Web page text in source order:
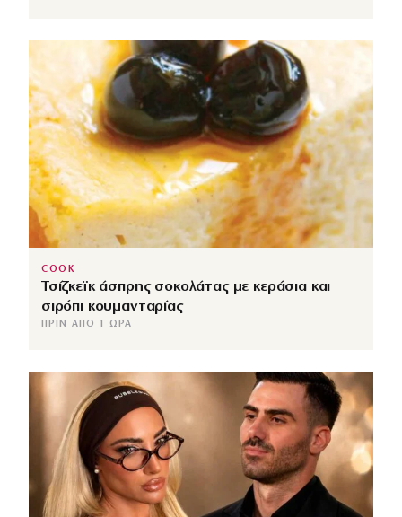
COOK
Τσίζκεϊκ άσπρης σοκολάτας με κεράσια και
σιρόπι κουμανταρίας
ΠΡΙΝ ΑΠΌ 1 ΏΡΑ